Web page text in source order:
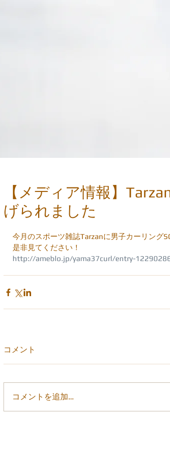
【メディア情報】
げられました
今月のスポーツ雑誌Tarzanに男子カーリング
是非見てください！
http://ameblo.jp/yama37curl/entry-
コメント
コメントを追加…